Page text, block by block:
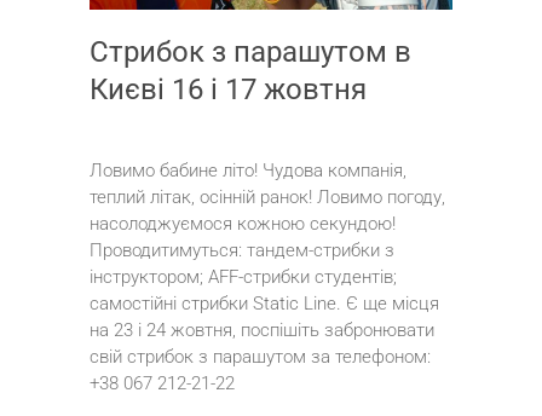
Стрибок з парашутом в
Києві 16 і 17 жовтня
Ловимо бабине літо! Чудова компанія,
теплий літак, осінній ранок! Ловимо погоду,
насолоджуємося кожною секундою!
Проводитимуться: тандем-стрибки з
інструктором; AFF-стрибки студентів;
самостійні стрибки Static Line. Є ще місця
на 23 і 24 жовтня, поспішіть забронювати
свій стрибок з парашутом за телефоном:
+38 067 212-21-22